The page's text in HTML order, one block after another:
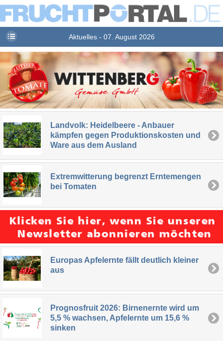
Aktuelles - 07. August 2026
Landvolk: Heidelbeere - Anbauer
kämpfen gegen Produktionskosten und
Ware aus dem Ausland
Extremwitterung begrenzt Erntemengen
bei Tomaten
Europas Apfelernte fällt deutlich kleiner
aus
Prognosfruit 2026: Birnenernte wird um
5,5 % wachsen, Apfelernte um 15,6 %
sinken